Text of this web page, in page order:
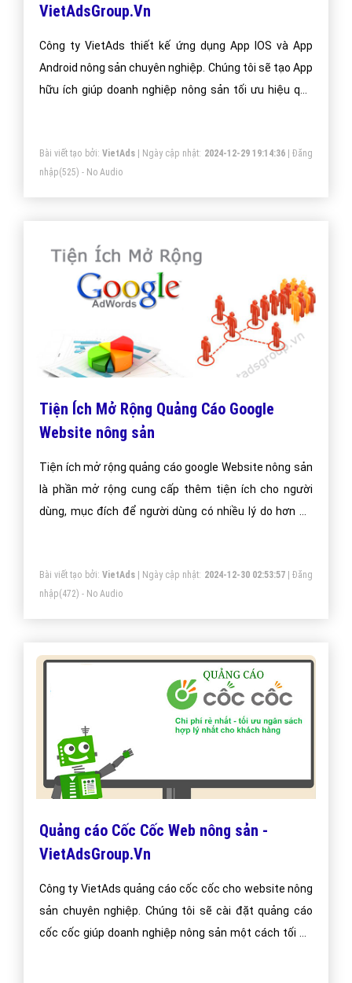
VietAdsGroup.Vn
Công ty VietAds thiết kế ứng dụng App IOS và App
Android nông sản chuyên nghiệp. Chúng tôi sẽ tạo App
hữu ích giúp doanh nghiệp nông sản tối ưu hiệu quả
duyệt app.
Bài viết tạo bởi: VietAds| Ngày cập nhật: 2024-12-29 19:14:36|Đăng
nhập(525) - No Audio
Tiện Ích Mở Rộng Quảng Cáo Google
Website nông sản
Tiện ích mở rộng quảng cáo google Website nông sản
là phần mở rộng cung cấp thêm tiện ích cho người
dùng, mục đích để người dùng có nhiều lý do hơn để
Bài viết tạo bởi: VietAds| Ngày cập nhật: 2024-12-30 02:53:57|Đăng
nhập(472) - No Audio
Quảng cáo Cốc Cốc Web nông sản -
VietAdsGroup.Vn
Công ty VietAds quảng cáo cốc cốc cho website nông
sản chuyên nghiệp. Chúng tôi sẽ cài đặt quảng cáo
cốc cốc giúp doanh nghiệp nông sản một cách tối ưu